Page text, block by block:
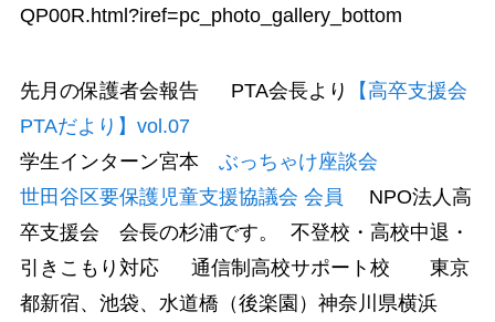
QP00R.html?iref=pc_photo_gallery_bottom
先月の保護者会報告 PTA会長より
【高卒支援会
PTAだより】vol.07
学生インターン宮本 ぶっちゃけ座談会
世田谷区要保護児童支援協議会 会員
NPO法人高
卒支援会 会長の杉浦です。 不登校・高校中退・
引きこもり対応 通信制高校サポート校 東京
都新宿、池袋、水道橋（後楽園）神奈川県横浜